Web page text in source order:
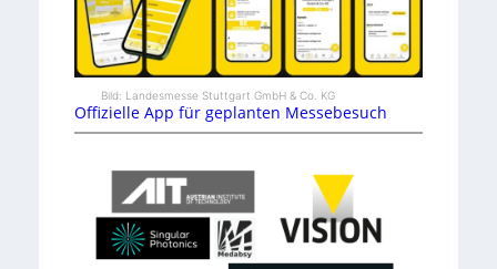
Bild: Landesmesse Stuttgart GmbH & Co. KG
Offizielle App für geplanten Messebesuch